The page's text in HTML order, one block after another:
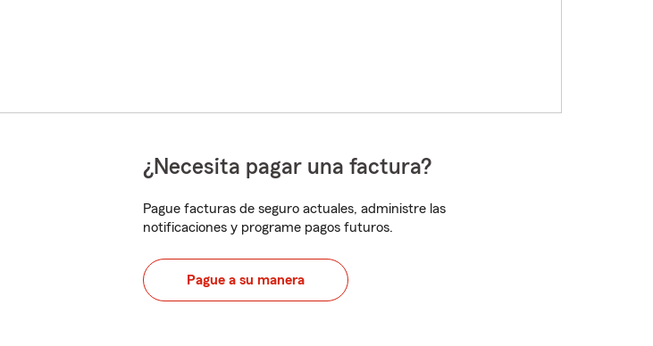
¿Necesita pagar una factura?
Pague facturas de seguro actuales, administre las
notificaciones y programe pagos futuros.
Pague a su manera